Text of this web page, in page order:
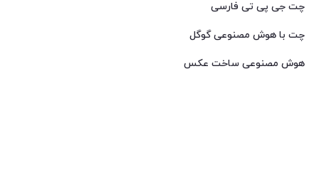
چت جی پی تی فارسی
چت با هوش مصنوعی گوگل
هوش مصنوعی ساخت عکس